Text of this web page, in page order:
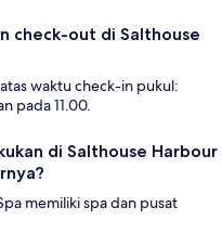
check-out di Salthouse
waktu check-in pukul:
pada 11.00.
di Salthouse Harbour
memiliki spa dan pusat